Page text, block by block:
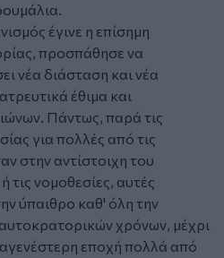
έγινε η επίσημη
προσπάθησε να
νέα διάσταση και νέα
έθιμα και
Πάντως, παρά τις
για πολλές από τις
στην αντίστοιχη του
νομοθεσίες, αυτές
ύπαιθρο καθ' όλη την
χρόνων, μέχρι
εποχή πολλά από